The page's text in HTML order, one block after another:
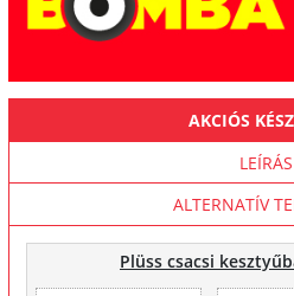
AKCIÓS
LEÍRÁS
ALTERNATÍV
Plüss csacsi